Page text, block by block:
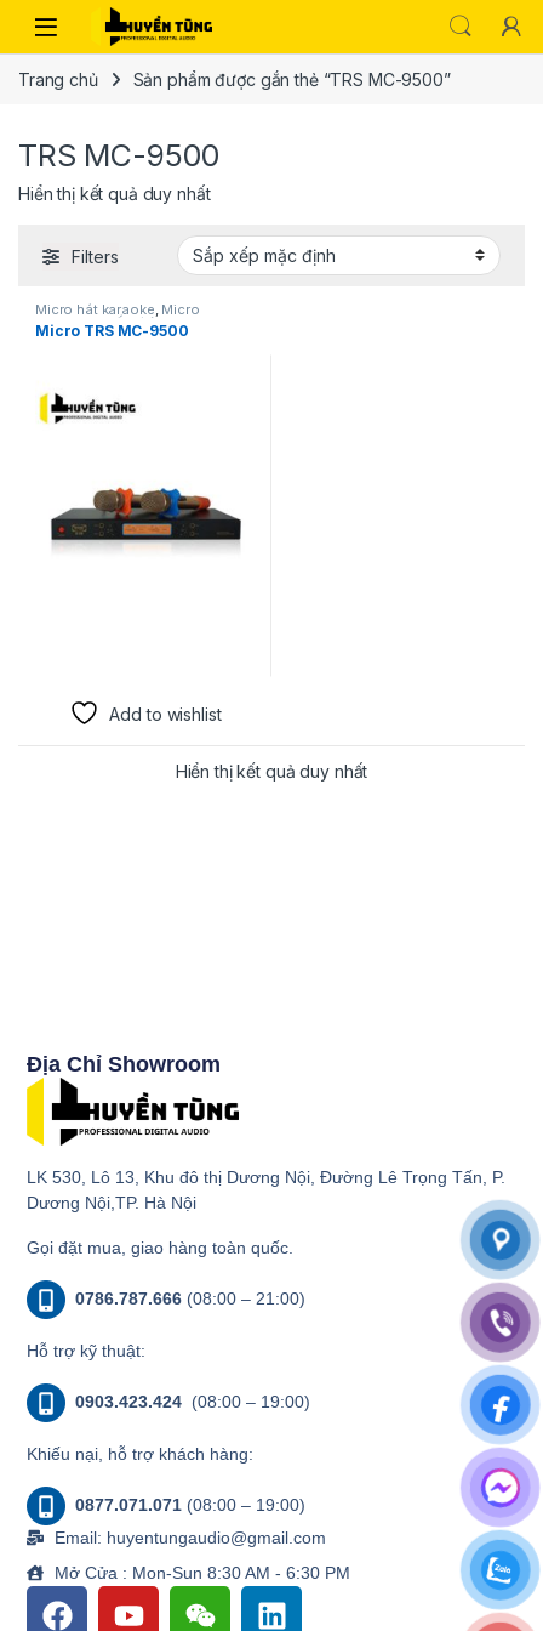
Trang chủ Sản phẩm được gắn thẻ “TRS MC-9500”
TRS MC-9500
Hiển thị kết quả duy nhất
Filters
Micro hát karaoke Micro
karaoke,Thiết bị âm thanh
karaoke | KTV
Micro TRS MC-9500
Add to wishlist
Hiển thị kết quả duy nhất
Địa Chỉ Showroom
LK 530, Lô 13, Khu đô thị Dương Nội, Đường Lê Trọng Tấn, P.
Dương Nội,TP. Hà Nội
Gọi đặt mua, giao hàng toàn quốc.
0786.787.666 (08:00 – 21:00)
Hỗ trợ kỹ thuật:
0903.423.424 (08:00 – 19:00)
Khiếu nại, hỗ trợ khách hàng:
0877.071.071 (08:00 – 19:00)
Email: huyentungaudio@gmail.com
Mở Cửa : Mon-Sun 8:30 AM - 6:30 PM